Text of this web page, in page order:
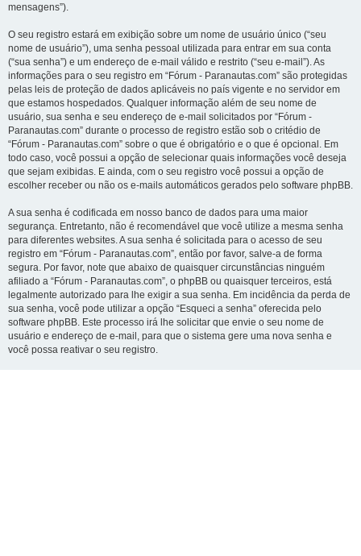
mensagens”).
O seu registro estará em exibição sobre um nome de usuário único (“seu
nome de usuário”), uma senha pessoal utilizada para entrar em sua conta
(“sua senha”) e um endereço de e-mail válido e restrito (“seu e-mail”). As
informações para o seu registro em “Fórum - Paranautas.com” são protegidas
pelas leis de proteção de dados aplicáveis no país vigente e no servidor em
que estamos hospedados. Qualquer informação além de seu nome de
usuário, sua senha e seu endereço de e-mail solicitados por “Fórum -
Paranautas.com” durante o processo de registro estão sob o critédio de
“Fórum - Paranautas.com” sobre o que é obrigatório e o que é opcional. Em
todo caso, você possui a opção de selecionar quais informações você deseja
que sejam exibidas. E ainda, com o seu registro você possui a opção de
escolher receber ou não os e-mails automáticos gerados pelo software phpBB.
A sua senha é codificada em nosso banco de dados para uma maior
segurança. Entretanto, não é recomendável que você utilize a mesma senha
para diferentes websites. A sua senha é solicitada para o acesso de seu
registro em “Fórum - Paranautas.com”, então por favor, salve-a de forma
segura. Por favor, note que abaixo de quaisquer circunstâncias ninguém
afiliado a “Fórum - Paranautas.com”, o phpBB ou quaisquer terceiros, está
legalmente autorizado para lhe exigir a sua senha. Em incidência da perda de
sua senha, você pode utilizar a opção “Esqueci a senha” oferecida pelo
software phpBB. Este processo irá lhe solicitar que envie o seu nome de
usuário e endereço de e-mail, para que o sistema gere uma nova senha e
você possa reativar o seu registro.